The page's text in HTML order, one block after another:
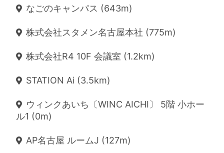
なごのキャンパス (643m)
株式会社スタメン名古屋本社 (775m)
株式会社R4 10F 会議室 (1.2km)
STATION Ai (3.5km)
ウィンクあいち〔WINC AICHI〕 5階 小ホー
ル1 (0m)
AP名古屋 ルームJ (127m)